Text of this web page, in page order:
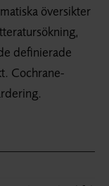
översikter
definierade
Cochrane-